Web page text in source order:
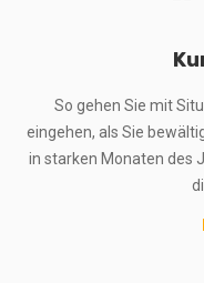
So gehen Sie mit
eingehen, als Sie
in starken Monaten des